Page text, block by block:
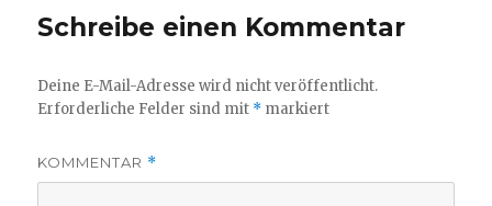
Schreibe einen Kommentar
Deine E-Mail-Adresse wird nicht veröffentlicht.
Erforderliche Felder sind mit * markiert
KOMMENTAR *